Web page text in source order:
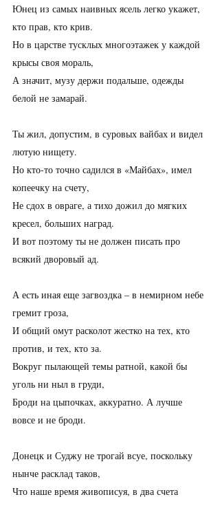
Юнец из самых наивных ясель легко укажет,
кто прав, кто крив.
Но в царстве тусклых многоэтажек у каждой
крысы своя мораль,
А значит, музу держи подальше, одежды
белой не замарай.
Ты жил, допустим, в суровых вайбах и видел
лютую нищету.
Но кто-то точно садился в «Майбах», имел
копеечку на счету,
Не сдох в овраге, а тихо дожил до мягких
кресел, больших наград.
И вот поэтому ты не должен писать про
всякий дворовый ад.
А есть иная еще загвоздка – в немирном небе
гремит гроза,
И общий омут расколот жестко на тех, кто
против, и тех, кто за.
Вокруг пылающей темы ратной, какой бы
уголь ни ныл в груди,
Броди на цыпочках, аккуратно. А лучше
вовсе и не броди.
Донецк и Суджу не трогай всуе, поскольку
нынче расклад таков,
Что наше время живописуя, в два счета